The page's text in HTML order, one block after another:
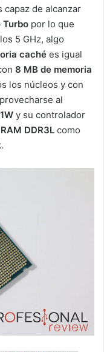
capaz de alcanzar
Turbo por lo que
5 GHz, algo
caché es igual
8 MB de memoria
los núcleos y con
al
y su controlador
RAM DDR3L como